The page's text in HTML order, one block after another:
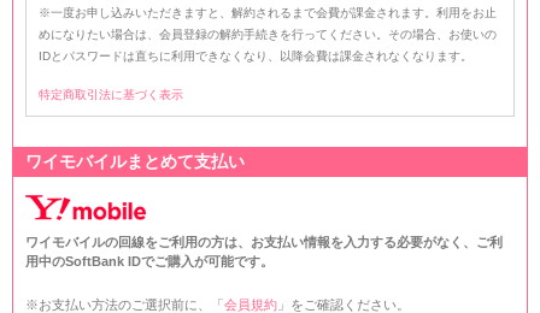
※一度お申し込みいただきますと、解約されるまで会費が課金されます。利用をお止
めになりたい場合は、会員登録の解約手続きを行ってください。その場合、お使いの
IDとパスワードは直ちに利用できなくなり、以降会費は課金されなくなります。
特定商取引法に基づく表示
ワイモバイルまとめて支払い
ワイモバイルの回線をご利用の方は、お支払い情報を入力する必要がなく、ご利
用中のSoftBank IDでご購入が可能です。
※お支払い方法のご選択前に、「会員規約 」をご確認ください。